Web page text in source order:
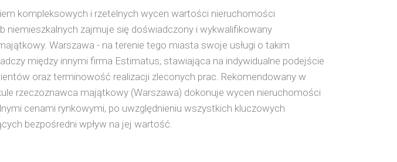
kompleksowych i rzetelnych wycen wartości nieruchomości
niemieszkalnych zajmuje się doświadczony i wykwalifikowany
Warszawa - na terenie tego miasta swoje usługi o takim
między innymi firma Estimatus, stawiająca na indywidualne podejście
oraz terminowość realizacji zleconych prac. Rekomendowany w
rzeczoznawca majątkowy (Warszawa) dokonuje wycen nieruchomości
cenami rynkowymi, po uwzględnieniu wszystkich kluczowych
bezpośredni wpływ na jej wartość.